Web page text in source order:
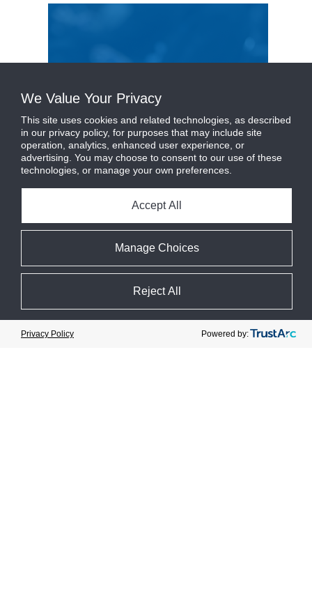
Journée de l’innovation CIMCO
Event date : 28 September 2023
Catégorie :Événement
We Value Your Privacy
This site uses cookies and related technologies, as described
in our privacy policy, for purposes that may include site
operation, analytics, enhanced user experience, or
advertising. You may choose to consent to our use of these
technologies, or manage your own preferences.
Manage Choices
Accept All
Reject All
Privacy Policy Powered by: